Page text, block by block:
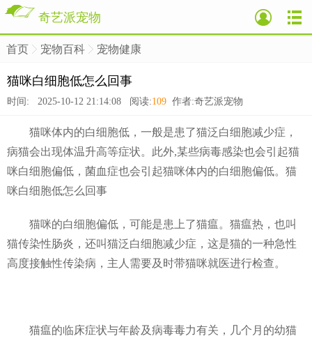
奇艺派宠物
首页 宠物百科 宠物健康
猫咪白细胞低怎么回事
时间: 2025-10-12 21:14:08 阅读:109 作者:奇艺派宠物
猫咪体内的白细胞低，一般是患了猫泛白细胞减少症，
病猫会出现体温升高等症状。此外,某些病毒感染也会引起猫
咪白细胞偏低，菌血症也会引起猫咪体内的白细胞偏低。猫
咪白细胞低怎么回事
猫咪的白细胞偏低，可能是患上了猫瘟。猫瘟热，也叫
猫传染性肠炎，还叫猫泛白细胞减少症，这是猫的一种急性
高度接触性传染病，主人需要及时带猫咪就医进行检查。
猫瘟的临床症状与年龄及病毒毒力有关，几个月的幼猫